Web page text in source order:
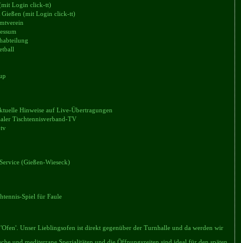
Login click-tt)
Gießen (mit Login click-tt)
Hinweise auf Live-Übertragungen
Tischtennisverband-TV
(Gießen-Wieseck)
Spiel für Faule
Unser Lieblingsofen ist direkt gegenüber der Turnhalle und da werden wir